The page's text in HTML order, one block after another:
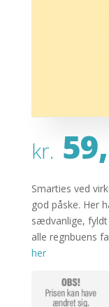
kr.
Smarties ved
god påske. Her
sædvanlige, fyldt
alle regnbuens
her